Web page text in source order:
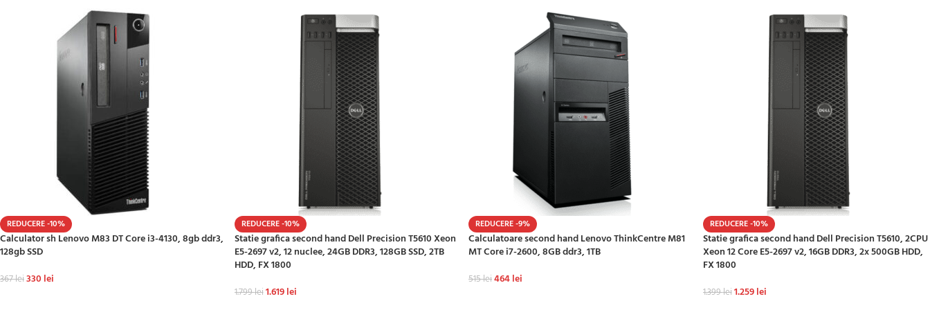
REDUCERE -10%
Calculator sh Lenovo M83 DT Core i3-4130, 8gb ddr3,
128gb SSD
367lei330 lei
REDUCERE -10%
Statie grafica second hand Dell Precision T5610 Xeon
E5-2697 v2, 12 nuclee, 24GB DDR3, 128GB SSD, 2TB
HDD, FX 1800
1.799lei1.619lei
REDUCERE -9%
Calculatoare second hand Lenovo ThinkCentre M81
MT Core i7-2600, 8GB ddr3, 1TB
515lei464lei
REDUCERE -10%
Statie grafica second hand Dell Precision T5610, 2CPU
Xeon 12 Core E5-2697 v2, 16GB DDR3, 2x 500GB HDD,
FX 1800
1.399lei1.259lei